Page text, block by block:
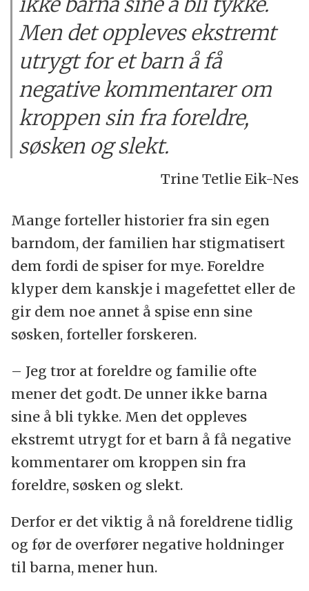
Men det oppleves ekstremt
utrygt for et barn å få
negative kommentarer om
kroppen sin fra foreldre,
søsken og slekt.
Trine Tetlie Eik-Nes
Mange forteller historier fra sin egen
barndom, der familien har stigmatisert
dem fordi de spiser for mye. Foreldre
klyper dem kanskje i magefettet eller de
gir dem noe annet å spise enn sine
søsken, forteller forskeren.
– Jeg tror at foreldre og familie ofte
mener det godt. De unner ikke barna
sine å bli tykke. Men det oppleves
ekstremt utrygt for et barn å få negative
kommentarer om kroppen sin fra
foreldre, søsken og slekt.
Derfor er det viktig å nå foreldrene tidlig
og før de overfører negative holdninger
til barna, mener hun.